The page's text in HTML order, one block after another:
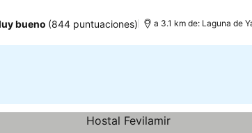
bueno (844 puntuaciones) a 3.1 km de: Laguna de